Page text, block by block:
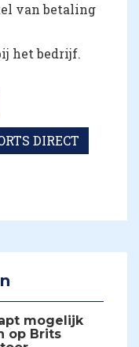
van betaling
het bedrijf.
DIRECT
mogelijk
op Brits